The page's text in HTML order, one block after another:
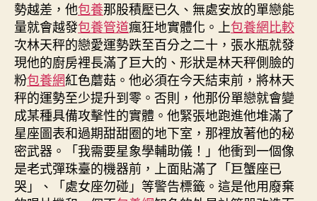
勢越差，他包養那股積壓已久、無處安放的單戀能
量就會越發包養管道瘋狂地實體化。上包養網比較
次林天秤的戀愛運勢跌至百分之二十，張水瓶就發
現他的廚房裡長滿了巨大的、形狀是林天秤側臉的
粉包養網紅色蘑菇。他必須在今天結束前，將林天
秤的運勢至少提升到零。否則，他那份單戀就會變
成某種具備攻擊性的實體。他緊張地跑進他堆滿了
星座圖表和過期甜甜圈的地下室，那裡放著他的秘
密武器。「我需要星象學輔助儀！」他衝到一個像
是老式彈珠臺的機器前，上面貼滿了「巨蟹座已
哭」、「處女座勿碰」等警告標籤。這是他用廢棄